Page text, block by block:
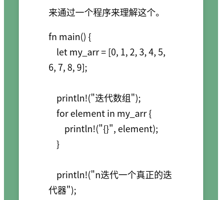
来通过一个程序来理解这个。
fn main() {
6, 7, 8, 9];
代器");